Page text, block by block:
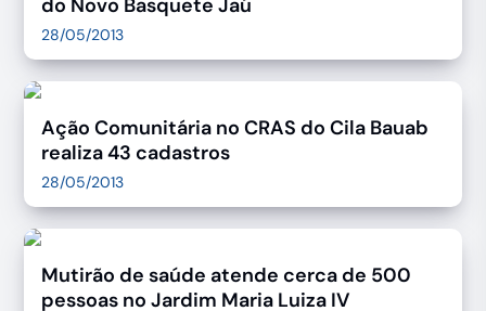
do Novo Basquete Jaú
28/05/2013
Ação Comunitária no CRAS do Cila Bauab
realiza 43 cadastros
28/05/2013
Mutirão de saúde atende cerca de 500
pessoas no Jardim Maria Luiza IV